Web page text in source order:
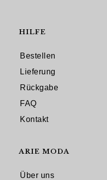
HILFE
Bestellen
Lieferung
Rückgabe
FAQ
Kontakt
ARIE MODA
Über uns